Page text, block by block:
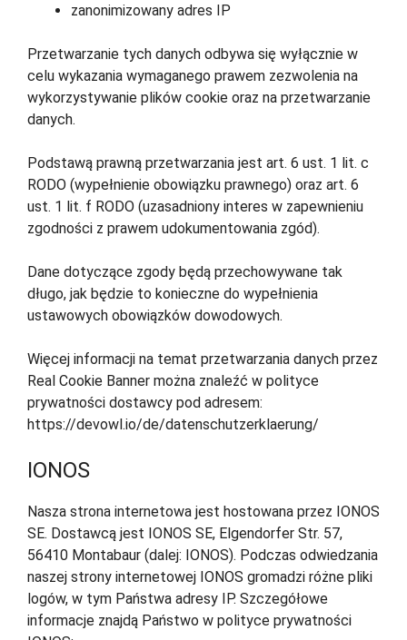
zanonimizowany adres IP
Przetwarzanie tych danych odbywa się wyłącznie w
celu wykazania wymaganego prawem zezwolenia na
wykorzystywanie plików cookie oraz na przetwarzanie
danych.
Podstawą prawną przetwarzania jest art. 6 ust. 1 lit. c
RODO (wypełnienie obowiązku prawnego) oraz art. 6
ust. 1 lit. f RODO (uzasadniony interes w zapewnieniu
zgodności z prawem udokumentowania zgód).
Dane dotyczące zgody będą przechowywane tak
długo, jak będzie to konieczne do wypełnienia
ustawowych obowiązków dowodowych.
Więcej informacji na temat przetwarzania danych przez
Real Cookie Banner można znaleźć w polityce
prywatności dostawcy pod adresem:
https://devowl.io/de/datenschutzerklaerung/
IONOS
Nasza strona internetowa jest hostowana przez IONOS
SE. Dostawcą jest IONOS SE, Elgendorfer Str. 57,
56410 Montabaur (dalej: IONOS). Podczas odwiedzania
naszej strony internetowej IONOS gromadzi różne pliki
logów, w tym Państwa adresy IP. Szczegółowe
informacje znajdą Państwo w polityce prywatności